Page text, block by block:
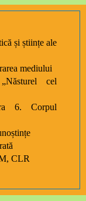
și științe ale
mediului
cel
6. Corpul
CLR